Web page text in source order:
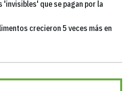
que se pagan por la
crecieron 5 veces más en